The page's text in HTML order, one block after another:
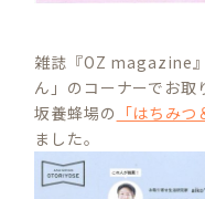
雑誌『OZ magazine
ん」のコーナーでお
坂養蜂場の 「はちみつ
ました。